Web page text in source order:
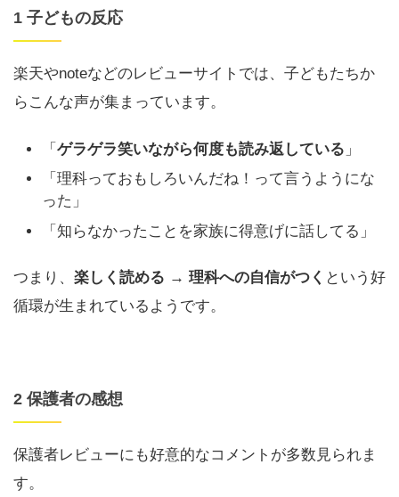
1 子どもの反応
楽天やnoteなどのレビューサイトでは、子どもたちか
らこんな声が集まっています。
「 ゲラゲラ笑いながら何度も読み返している 」
「理科っておもしろいんだね！って言うようにな
った」
「知らなかったことを家族に得意げに話してる」
つまり、 楽しく読める → 理科への自信がつく という好
循環が生まれているようです。
2 保護者の感想
保護者レビューにも好意的なコメントが多数見られま
す。